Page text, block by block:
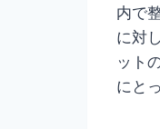
内で
に対
ット
にと